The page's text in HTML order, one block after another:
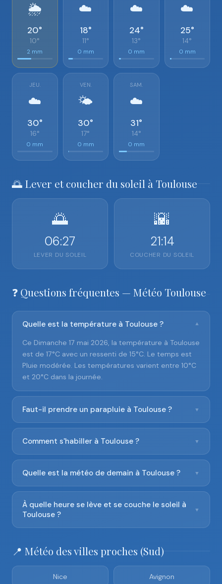
🌦️
20°
10°
2 mm
☁️
18°
11°
0 mm
☁️
24°
13°
0 mm
☁️
25°
14°
0 mm
JEU.
☁️
30°
16°
0 mm
VEN.
🌤️
30°
17°
0 mm
SAM.
☁️
31°
14°
0 mm
🌅 Lever et coucher du soleil à Toulouse
🌅
06:27
LEVER DU SOLEIL
🌇
21:14
COUCHER DU SOLEIL
❓ Questions fréquentes — Météo Toulouse
Quelle est la température à Toulouse ? ▼
Ce Dimanche 17 mai 2026, la température à Toulouse
est de 17°C avec un ressenti de 15°C. Le temps est
Pluie modérée. Les températures varient entre 10°C
et 20°C dans la journée.
Faut-il prendre un parapluie à Toulouse ? ▼
Comment s'habiller à Toulouse ? ▼
Quelle est la météo de demain à Toulouse ? ▼
À quelle heure se lève et se couche le soleil à
Toulouse ?
▼
📍 Météo des villes proches (Sud)
Nice Avignon